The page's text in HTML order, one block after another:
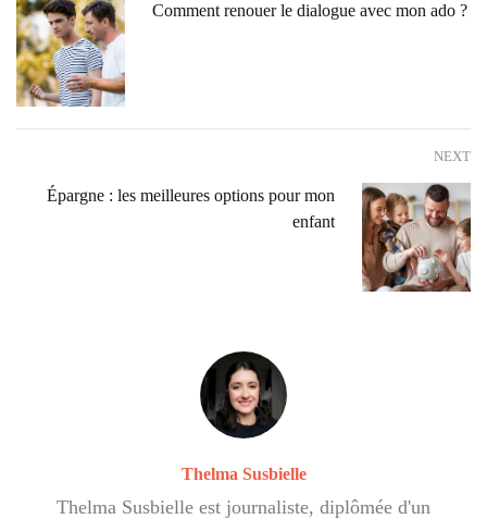
Comment renouer le dialogue avec mon ado ?
NEXT
Épargne : les meilleures options pour mon
enfant
Thelma Susbielle
Thelma Susbielle est journaliste, diplômée d'un